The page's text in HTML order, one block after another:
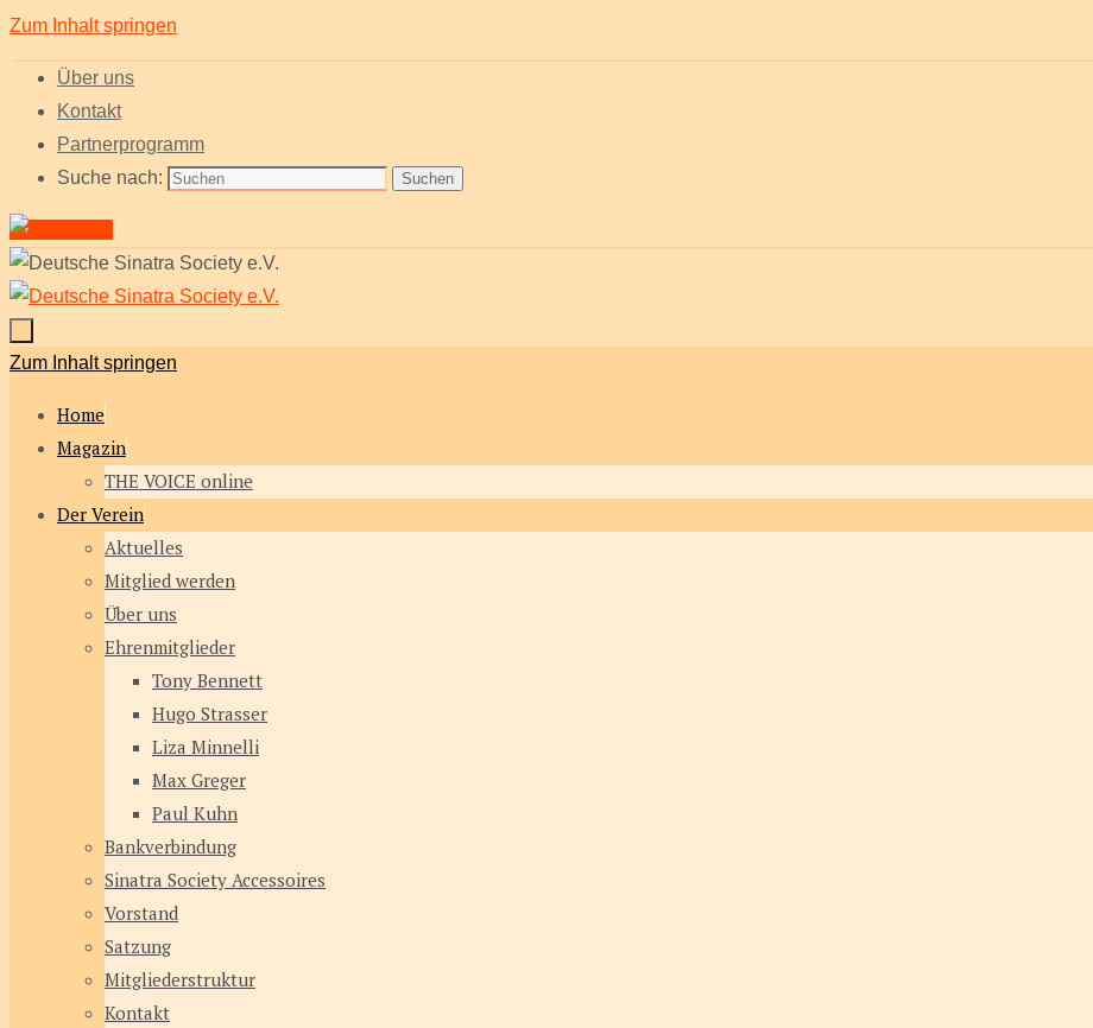
Zum Inhalt springen
Über uns
Kontakt
Partnerprogramm
Suche nach:
Suchen
Zum Inhalt springen
Home
Magazin
THE VOICE online
Der Verein
Aktuelles
Mitglied werden
Über uns
Ehrenmitglieder
Tony Bennett
Hugo Strasser
Liza Minnelli
Max Greger
Paul Kuhn
Bankverbindung
Sinatra Society Accessoires
Vorstand
Satzung
Mitgliederstruktur
Kontakt